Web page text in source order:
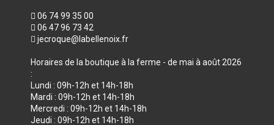
06 74 99 35 00
06 47 96 73 42
jecroque@labellenoix.fr
Horaires de la boutique à la ferme - de mai à août 2026
:
Lundi : 09h-12h et 14h-18h
Mardi : 09h-12h et 14h-18h
Mercredi : 09h-12h et 14h-18h
Jeudi : 09h-12h et 14h-18h